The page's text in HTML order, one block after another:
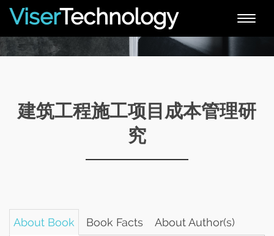
Toggle
ViserTechnology
建筑工程施工项目成本管理研
究
About Book Book Facts About Author(s)